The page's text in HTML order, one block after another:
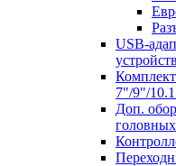
USB-
устройств
7"/9"/
Доп.